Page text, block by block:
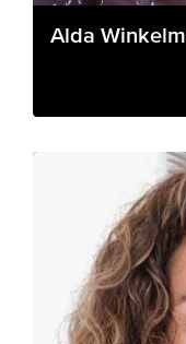
Alda